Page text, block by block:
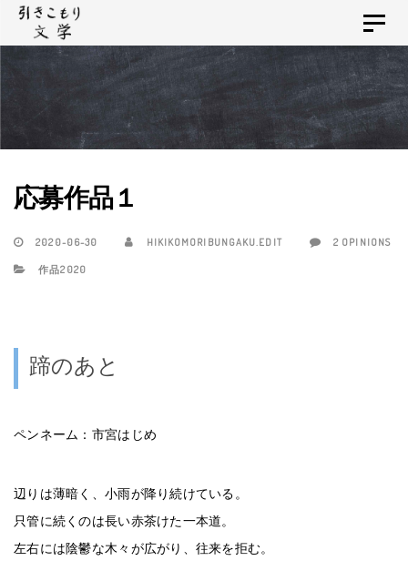
Skip
links
Skip
to
Toggle
応募作品１
2020-06-30 HIKIKOMORIBUNGAKU.EDIT 2 OPINIONS
作品2020
蹄のあと
ペンネーム：市宮はじめ
辺りは薄暗く、小雨が降り続けている。
只管に続くのは長い赤茶けた一本道。
左右には陰鬱な木々が広がり、往来を拒む。